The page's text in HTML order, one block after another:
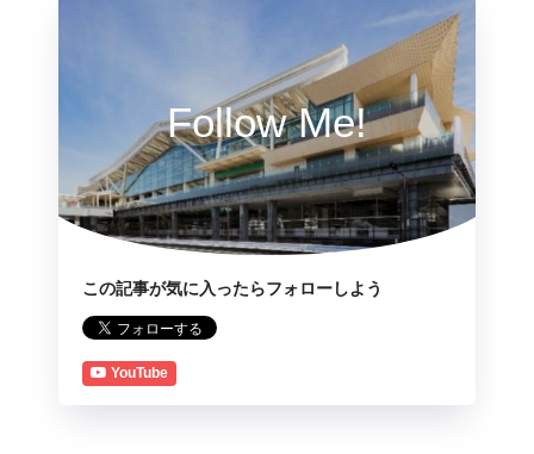
Follow Me!
この記事が気に入ったらフォローしよう
YouTube